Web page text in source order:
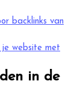
backlinks van
website met
in de